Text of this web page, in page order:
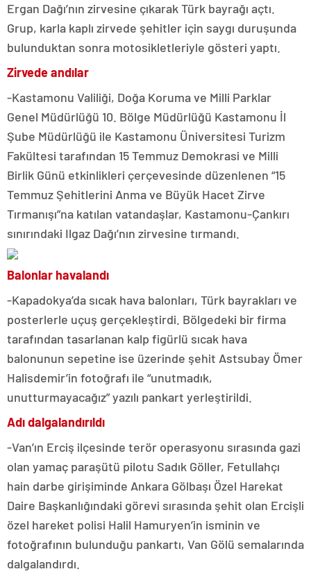
Ergan Dağı’nın zirvesine çıkarak Türk bayrağı açtı.
Grup, karla kaplı zirvede şehitler için saygı duruşunda
bulunduktan sonra motosikletleriyle gösteri yaptı.
Zirvede andılar
-Kastamonu Valiliği, Doğa Koruma ve Milli Parklar
Genel Müdürlüğü 10. Bölge Müdürlüğü Kastamonu İl
Şube Müdürlüğü ile Kastamonu Üniversitesi Turizm
Fakültesi tarafından 15 Temmuz Demokrasi ve Milli
Birlik Günü etkinlikleri çerçevesinde düzenlenen “15
Temmuz Şehitlerini Anma ve Büyük Hacet Zirve
Tırmanışı”na katılan vatandaşlar, Kastamonu-Çankırı
sınırındaki Ilgaz Dağı’nın zirvesine tırmandı.
Balonlar havalandı
-Kapadokya’da sıcak hava balonları, Türk bayrakları ve
posterlerle uçuş gerçekleştirdi. Bölgedeki bir firma
tarafından tasarlanan kalp figürlü sıcak hava
balonunun sepetine ise üzerinde şehit Astsubay Ömer
Halisdemir’in fotoğrafı ile “unutmadık,
unutturmayacağız” yazılı pankart yerleştirildi.
Adı dalgalandırıldı
-Van’ın Erciş ilçesinde terör operasyonu sırasında gazi
olan yamaç paraşütü pilotu Sadık Göller, Fetullahçı
hain darbe girişiminde Ankara Gölbaşı Özel Harekat
Daire Başkanlığındaki görevi sırasında şehit olan Ercişli
özel hareket polisi Halil Hamuryen’in isminin ve
fotoğrafının bulunduğu pankartı, Van Gölü semalarında
dalgalandırdı.